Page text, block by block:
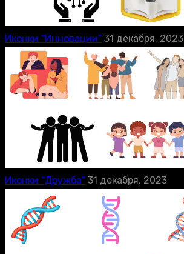
Иконки “Инновации” 31 декабря, 2023
Иконки “Дружба” 31 декабря, 2023